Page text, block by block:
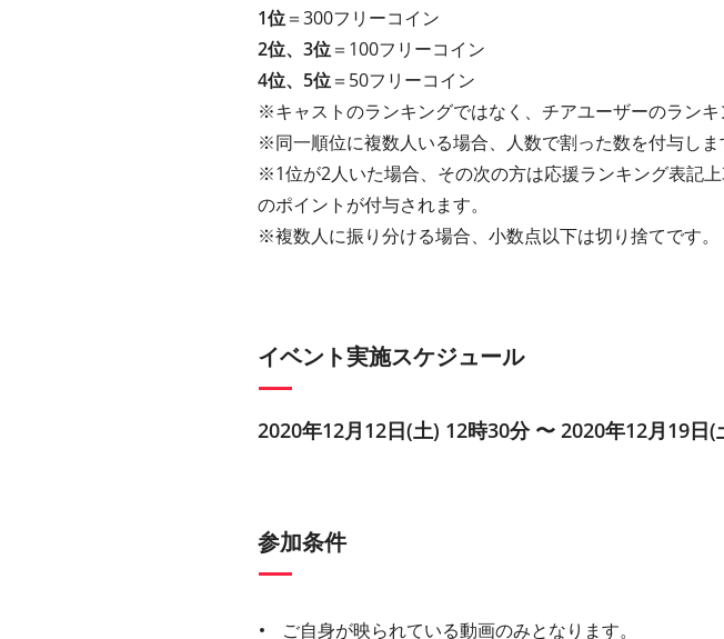
1位＝300フリーコイン
2位、3位＝100フリーコイン
4位、5位＝50フリーコイン
※キャストのランキングではなく、チアユーザーのランキ
※同一順位に複数人いる場合、人数で割った数を付与し
※1位が2人いた場合、その次の方は応援ランキング表記
のポイントが付与されます。
※複数人に振り分ける場合、小数点以下は切り捨てです。
イベント実施スケジュール
2020年12月12日(土) 12時30分 〜 2020年12月19日(
参加条件
ご自身が映られている動画のみとなります。